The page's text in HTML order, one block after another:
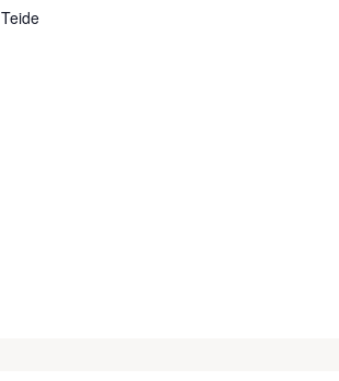
Teide